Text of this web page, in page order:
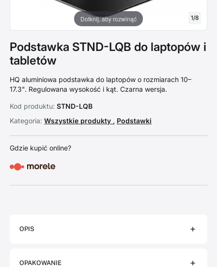
Dotknij, aby rozwinąć 1/8
Podstawka STND-LQB do laptopów i
tabletów
HQ aluminiowa podstawka do laptopów o rozmiarach 10–
17.3". Regulowana wysokość i kąt. Czarna wersja.
Kod produktu: STND-LQB
Kategoria: Wszystkie produkty , Podstawki
Gdzie kupić online?
OPIS
OPAKOWANIE